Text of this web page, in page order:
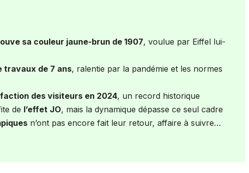
sa couleur jaune-brun de 1907, voulue par Eiffel lui-
travaux de 7 ans, ralentie par la pandémie et les normes
des visiteurs en 2024, un record historique
de l’effet JO, mais la dynamique dépasse ce seul cadre
n’ont pas encore fait leur retour, affaire à suivre…